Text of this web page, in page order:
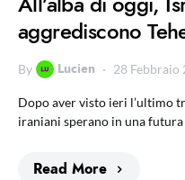
aggrediscono
By Lucien 28 Febbraio
Dopo aver visto ieri l’ultimo
iraniani sperano in una futura
Read More